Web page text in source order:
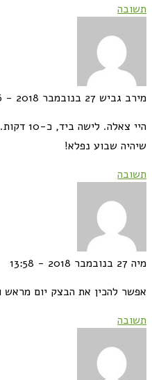
גביש 27 בנובמבר 2018 - 13:46
היי צאלה. לישה
שבוע נפלא!
27 בנובמבר 2018 - 13:58
להכין את הבצק יום מראש